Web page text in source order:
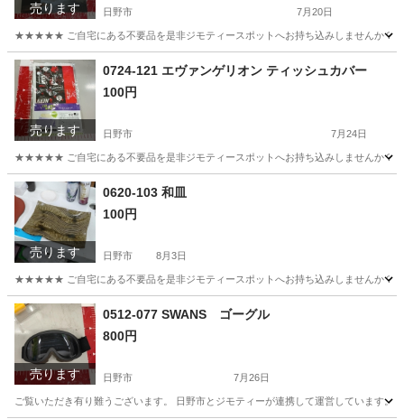
売ります 日野市 7月20日
★★★★★ ご自宅にある不要品を是非ジモティースポットへお持ち込みしませんか？
東京 日野市 商店
売ります
0724-121 エヴァンゲリオン ティッシュカバー
100円
日野市 7月24日
★★★★★ ご自宅にある不要品を是非ジモティースポットへお持ち込みしませんか？
東京 日野市 エヴァンゲリオン
売ります
0620-103 和皿
100円
日野市 8月3日
★★★★★ ご自宅にある不要品を是非ジモティースポットへお持ち込みしませんか？
東京 日野市
売ります
0512-077 SWANS ゴーグル
800円
日野市 7月26日
ご覧いただき有り難うございます。 日野市とジモティーが連携して運営していま